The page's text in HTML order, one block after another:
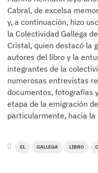
Cabral, de excelsa
y, a continuación, hizo
la Colectividad Gallega
Cristal, quien destacó la
autores del libro y la
integrantes de la
numerosas entrevistas
documentos, fotografías
etapa de la emigración
particularmente, hacia la
EL GALLEGA LIBRO